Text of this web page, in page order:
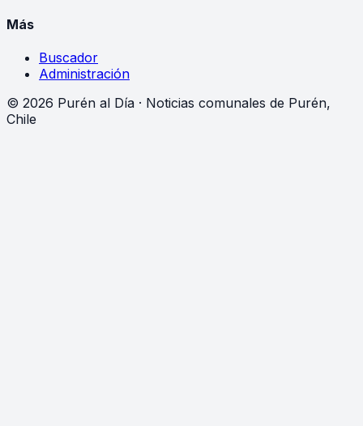
Más
Buscador
Administración
© 2026 Purén al Día · Noticias comunales de Purén,
Chile